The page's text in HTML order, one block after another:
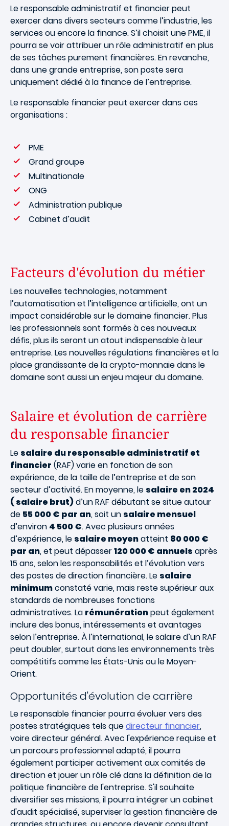
Le responsable administratif et financier peut
exercer dans divers secteurs comme l’industrie, les
services ou encore la finance. S’il choisit une PME, il
pourra se voir attribuer un rôle administratif en plus
de ses tâches purement financières. En revanche,
dans une grande entreprise, son poste sera
uniquement dédié à la finance de l’entreprise.
Le responsable financier peut exercer dans ces
organisations :
PME
Grand groupe
Multinationale
ONG
Administration publique
Cabinet d’audit
Facteurs d'évolution du métier
Les nouvelles technologies, notamment
l’automatisation et l’intelligence artificielle, ont un
impact considérable sur le domaine financier. Plus
les professionnels sont formés à ces nouveaux
défis, plus ils seront un atout indispensable à leur
entreprise. Les nouvelles régulations financières et la
place grandissante de la crypto-monnaie dans le
domaine sont aussi un enjeu majeur du domaine.
Salaire et évolution de carrière
du responsable financier
Le salaire du responsable administratif et
financier (RAF) varie en fonction de son
expérience, de la taille de l’entreprise et de son
secteur d’activité. En moyenne, le salaire en 2024
( salaire brut)d’un RAF débutant se situe autour
de 55 000 € par an, soit un salaire mensuel
d’environ 4 500 €. Avec plusieurs années
d’expérience, le salaire moyenatteint 80 000 €
par an, et peut dépasser120 000 € annuels après
15 ans, selon les responsabilités et l’évolution vers
des postes de direction financière. Le salaire
minimumconstaté varie, mais reste supérieur aux
standards de nombreuses fonctions
administratives. La rémunérationpeut également
inclure des bonus, intéressements et avantages
selon l’entreprise. À l’international, le salaire d’un RAF
peut doubler, surtout dans les environnements très
compétitifs comme les États-Unis ou le Moyen-
Orient.
Opportunités d'évolution de carrière
Le responsable financier pourra évoluer vers des
postes stratégiques tels quedirecteur financier,
voire directeur général. Avec l'expérience requise et
un parcours professionnel adapté, il pourra
également participer activement aux comités de
direction et jouer un rôle clé dans la définition de la
politique financière de l'entreprise. S'il souhaite
diversifier ses missions, il pourra intégrer un cabinet
d'audit spécialisé, superviser la gestion financière de